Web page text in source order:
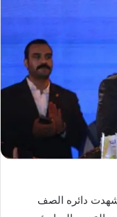
شهدت دائره الصف